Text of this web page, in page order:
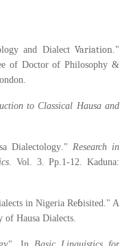
and Dialect Variation ."
of Doctor of Philosophy &
to Classical Hausa and
Dialectology. " Research in
Vol
. 3. Pp.1-12. Kaduna:
in Nigeria Reɓisited." A
Dialects.